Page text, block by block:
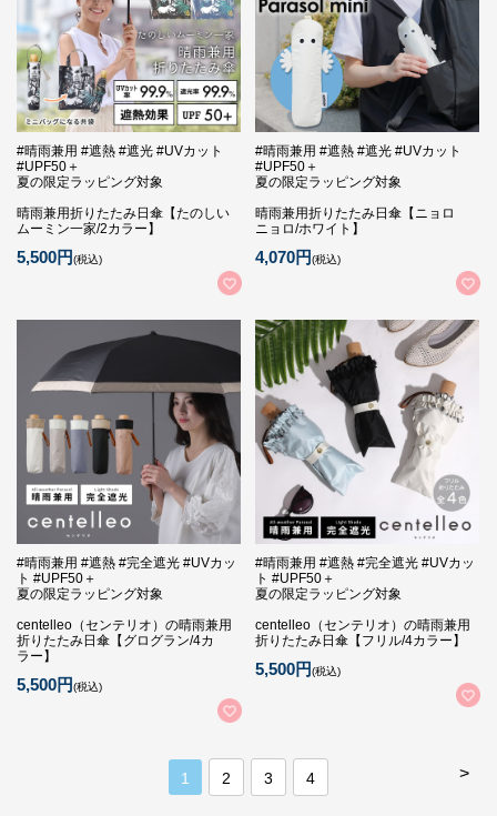
#晴雨兼用 #遮熱 #遮光 #UVカット
#UPF50＋
夏の限定ラッピング対象
晴雨兼用折りたたみ日傘【たのしい
ムーミン一家/2カラー】
5,500円(税込)
#晴雨兼用 #遮熱 #遮光 #UVカット
#UPF50＋
夏の限定ラッピング対象
晴雨兼用折りたたみ日傘【ニョロ
ニョロ/ホワイト】
4,070円(税込)
#晴雨兼用 #遮熱 #完全遮光 #UVカッ
ト #UPF50＋
夏の限定ラッピング対象
centelleo（センテリオ）の晴雨兼用
折りたたみ日傘【グログラン/4カ
ラー】
5,500円(税込)
#晴雨兼用 #遮熱 #完全遮光 #UVカッ
ト #UPF50＋
夏の限定ラッピング対象
centelleo（センテリオ）の晴雨兼用
折りたたみ日傘【フリル/4カラー】
5,500円(税込)
>
1 2 3 4